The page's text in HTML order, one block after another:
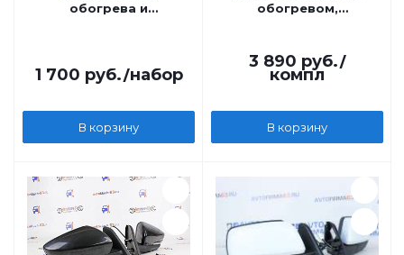
обогрева и
1 700 руб./набор
В корзину
обогревом,
21214, Урбан
3 890 руб./
компл
В корзину